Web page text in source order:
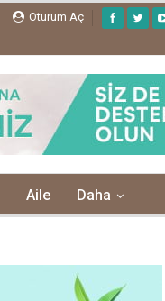
Oturum Aç
Aile Daha